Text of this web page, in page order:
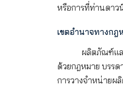
นี้หรือจัดทำเ
เสียหายใด
อ้อม ค่าเสี
รับผิดชอบต่
หน้าเว็บไซต์